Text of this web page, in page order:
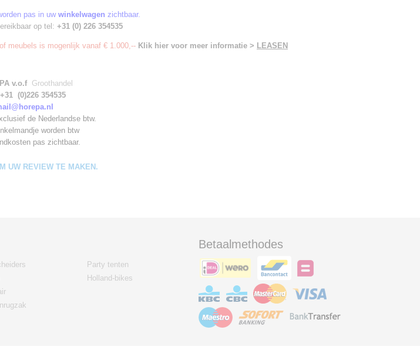
pas in uwwinkelwagen zichtbaar.
op tel: +31 (0) 226 354535
meubels is mogenlijk vanaf € 1.000,-- Klik hier voor meer informatie > LEASEN
v.o.f Groothandel
(0)226 354535
de Nederlandse btw.
worden btw
pas zichtbaar.
UW REVIEW TE MAKEN.
Party tenten
Holland-bikes
Betaalmethodes